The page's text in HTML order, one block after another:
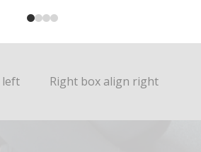
left Right box align right